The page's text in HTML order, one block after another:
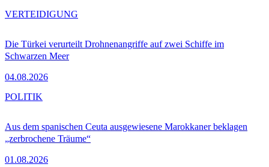
Die Türkei verurteilt Drohnenangriffe auf zwei Schiffe im
Schwarzen Meer
04.08.2026
VERTEIDIGUNG
Aus dem spanischen Ceuta ausgewiesene Marokkaner beklagen
„zerbrochene Träume“
01.08.2026
POLITIK